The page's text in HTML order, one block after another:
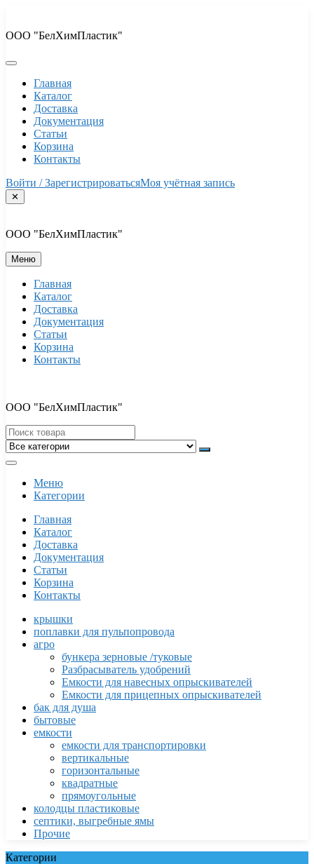
содержимому
ООО "БелХимПластик"
Главная
Каталог
Доставка
Документация
Статьи
Корзина
Контакты
Войти / ЗарегистрироватьсяМоя учётная запись
✕
ООО "БелХимПластик"
Меню
Главная
Каталог
Доставка
Документация
Статьи
Корзина
Контакты
ООО "БелХимПластик"
Меню
Категории
Главная
Каталог
Доставка
Документация
Статьи
Корзина
Контакты
крышки
поплавки для пульпопровода
агро
бункера зерновые /туковые
Разбрасыватель удобрений
Емкости для навесных опрыскивателей
Емкости для прицепных опрыскивателей
бак для душа
бытовые
емкости
емкости для транспортировки
вертикальные
горизонтальные
квадратные
прямоугольные
колодцы пластиковые
септики, выгребные ямы
Прочие
Категории